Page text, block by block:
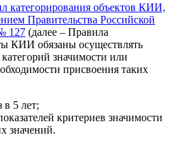
категорирования объектов КИИ,
Правительства Российской
127 (далее – Правила
КИИ обязаны осуществлять
значимости или
присвоения таких
в 5 лет;
критериев значимости
значений.